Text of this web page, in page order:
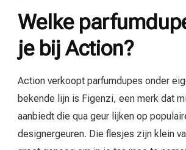
Welke
je bij Action?
Action verkoopt parfumdupes onder
bekende lijn is Figenzi, een merk dat
aanbiedt die qua geur lijken op
designergeuren. Die flesjes zijn klein